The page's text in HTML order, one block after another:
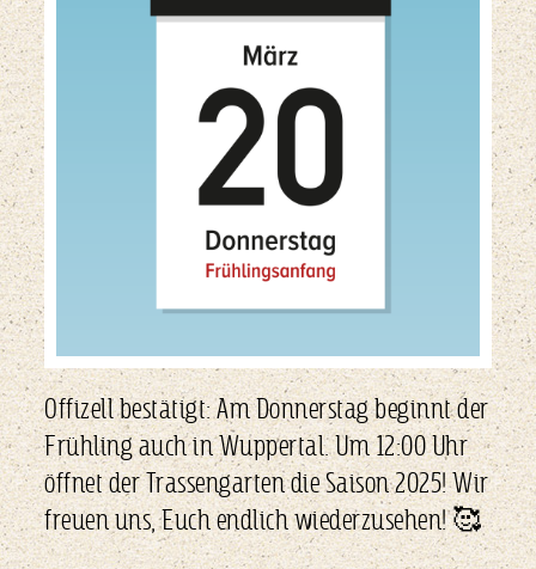
Offizell bestätigt: Am Donnerstag beginnt der
Frühling auch in Wuppertal. Um 12:00 Uhr
öffnet der Trassengarten die Saison 2025! Wir
freuen uns, Euch endlich wiederzusehen! 🥰